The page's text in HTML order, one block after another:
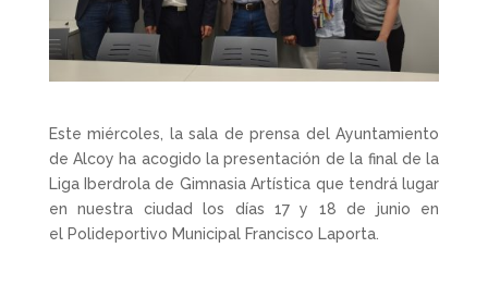
Este miércoles, la sala de prensa del Ayuntamiento
de Alcoy ha acogido la presentación de la final de la
Liga Iberdrola de Gimnasia Artística que tendrá lugar
en nuestra ciudad los días 17 y 18 de junio en
el Polideportivo Municipal Francisco Laporta.